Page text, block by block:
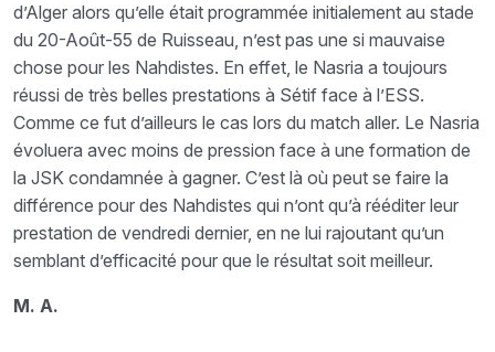
d’Alger alors qu’elle était programmée initialement au stade
du 20-Août-55 de Ruisseau, n’est pas une si mauvaise
chose pour les Nahdistes. En effet, le Nasria a toujours
réussi de très belles prestations à Sétif face à l’ESS.
Comme ce fut d’ailleurs le cas lors du match aller. Le Nasria
évoluera avec moins de pression face à une formation de
la JSK condamnée à gagner. C’est là où peut se faire la
différence pour des Nahdistes qui n’ont qu’à rééditer leur
prestation de vendredi dernier, en ne lui rajoutant qu’un
semblant d’efficacité pour que le résultat soit meilleur.
M. A.